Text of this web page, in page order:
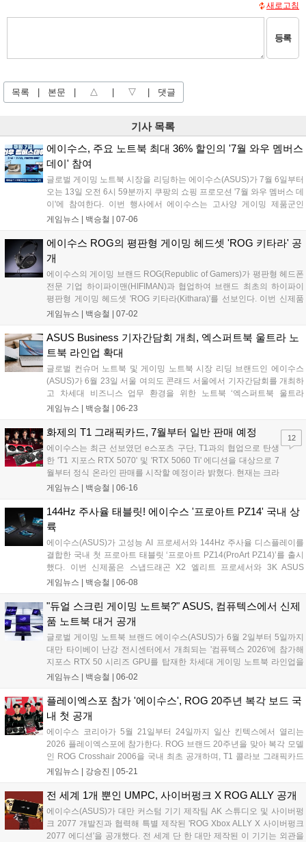
새로고침
등록
목록 본문 △ ▽ 댓글
기사 목록
에이수스, 주요 노트북 최대 36% 할인의 '7월 와우 멤버스
데이' 참여
글로벌 게이밍 노트북 시장을 리딩하는 에이수스(ASUS)가 7월 6일부터
오는 13일 오전 6시 59분까지 쿠팡의 쇼핑 프로모션 '7월 와우 멤버스 데
이'에 참여한다. 이번 행사에서 에이수스는 고사양 게이밍 제품군인
ROG 스트릭스 및 TUF 게이밍을 포함한 총 29종의 노트북을 대상으로
게임뉴스 | 백승철 07-06
에이수스 ROG의 평판형 게이밍 헤드셋 'ROG 키타라' 공
개
에이수스의 게이밍 브랜드 ROG(Republic of Gamers)가 평판형 헤드폰
전문 기업 하이파이맨(HIFIMAN)과 협업하여 브랜드 최초의 하이파이
평판형 게이밍 헤드셋 'ROG 키타라(Kithara)'를 선보인다. 이번 신제품
은 표면 전체가 움직이는 100mm 평판형 드라이버와 오픈형 구조를 채
드 공간감을 극대화한 것이 특징이다. 또한 광대역 주파수를 지원하는
붐 마이크와 다양한 교체형 플러그를 기본 제공해 PC 및 콘솔 등 여러 플
랫폼에서 정밀한 사운드 플레이와 원활한 팀보이스 환경을 지원한다....
게임뉴스 | 백승철 07-02
ASUS Business 기자간담회 개최, 엑스퍼트북 울트라 노
트북 라인업 확대
글로벌 컨슈머 노트북 및 게이밍 노트북 시장 리딩 브랜드인 에이수스
(ASUS)가 6월 23일 서울 여의도 콘래드 서울에서 기자간담회를 개최하
고 차세대 비즈니스 업무 환경을 위한 노트북 ‘엑스퍼트북 울트라
(ExpertBook Ultra)’를 공개했다. 이번 신제품은 초경량 설계와 고해상도
작업 및 그래픽 출력 환경을 개선한 것이 특징이다. 에이수스는 엑스퍼
트북 울트라를 비롯한 신규 라인업을 공식 스토어 및 주요 오픈마켓을
통해 당일부터 본격적인 판매에 돌입한다고 밝혔다....
게임뉴스 | 백승철 06-23
화제의 T1 그래픽카드, 7월부터 일반 판매 예정
에이수스는 최근 선보였던 e스포츠 구단, T1과의 협업으로 탄생
한 'T1 지포스 RTX 5070' 및 'RTX 5060 Ti' 에디션을 대상으로 7
월부터 정식 온라인 판매를 시작할 예정이라 밝혔다. 현재는 크라
우드 펀딩 플랫폼, 텀블벅에서 예약 판매를 진행하고 있다. 이번
적용해 소장 가치를 높인 것이 특징이다....
게임뉴스 | 백승철 06-16
12
144Hz 주사율 태블릿! 에이수스 '프로아트 PZ14' 국내 상
륙
에이수스(ASUS)가 고성능 AI 프로세서와 144Hz 주사율 디스플레이를
결합한 국내 첫 프로아트 태블릿 ‘프로아트 PZ14(ProArt PZ14)’를 출시
했다. 이번 신제품은 스냅드래곤 X2 엘리트 프로세서와 3K ASUS
Lumina Pro OLED 디스플레이를 탑재해 고해상도 그래픽 작업과 부드
1TB PCIe 4.0 SSD를 바탕으로 안정적인 구동 환경을 제공하며, 온디바
이스 AI 기능 처리를 위한 최대 80 TOPS 성능의 NPU를 갖췄다....
게임뉴스 | 백승철 06-08
"듀얼 스크린 게이밍 노트북?" ASUS, 컴퓨텍스에서 신제
품 노트북 대거 공개
글로벌 게이밍 노트북 브랜드 에이수스(ASUS)가 6월 2일부터 5일까지
대만 타이베이 난강 전시센터에서 개최되는 '컴퓨텍스 2026'에 참가해
지포스 RTX 50 시리즈 GPU를 탑재한 차세대 게이밍 노트북 라인업을
대거 공개했다. 에이수스는 게이밍 브랜드 ROG의 출범 20주년을 기념
이 환경을 강화하는 플래그십 모델과 차세대 AI 기술의 융합을 선보인다.
이번에 공개된 신제품들은 강력한 그래픽 처리 성능과 고주사율 디스플
레이, 첨단 쿨링 시스템을 결합하여 고사양 게임에서도 안정적인 프레임
유지와 시각적 몰입감을 제공하는 것이 특징이다....
게임뉴스 | 백승철 06-02
플레이엑스포 참가 '에이수스', ROG 20주년 복각 보드 국
내 첫 공개
에이수스 코리아가 5월 21일부터 24일까지 일산 킨텍스에서 열리는
2026 플레이엑스포에 참가한다. ROG 브랜드 20주년을 맞아 복각 모델
인 ROG Crosshair 2006을 국내 최초 공개하며, T1 콜라보 그래픽카드
등 다양한 하드웨어를 전시한다. 부스 내 레이싱 및 포터블 존 등 체험 공
제공할 예정이다....
게임뉴스 | 강승진 05-21
전 세계 1개 뿐인 UMPC, 사이버펑크 X ROG ALLY 공개
에이수스(ASUS)가 대만 커스텀 기기 제작팀 AK 스튜디오 및 사이버펑
크 2077 개발진과 협력해 특별 제작된 'ROG Xbox ALLY X 사이버펑크
2077 에디션'을 공개했다. 전 세계 단 한 대만 제작된 이 기기는 외관을